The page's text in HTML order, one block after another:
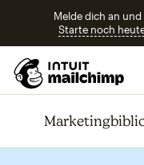
Melde dich an
Starte noch